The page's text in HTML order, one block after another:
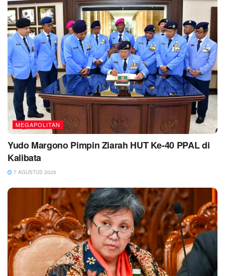
MEGAPOLITAN
Yudo Margono Pimpin Ziarah HUT Ke-40 PPAL di
Kalibata
7 AGUSTUS 2026